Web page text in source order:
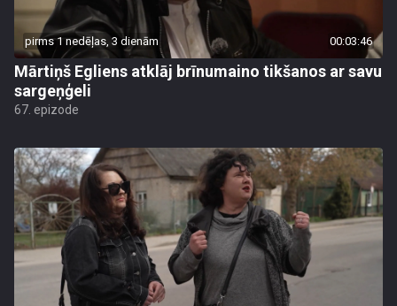
pirms 1 nedēļas, 3 dienām 00:03:46
Mārtiņš Egliens atklāj brīnumaino tikšanos ar savu
sargeņģeli
67. epizode